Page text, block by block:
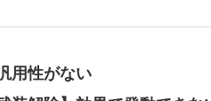
用性がない